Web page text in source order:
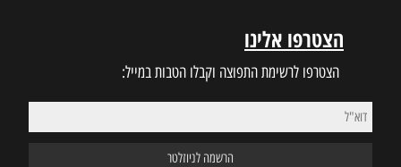
הצטרפו אלינו
הצטרפו לרשימת התפוצה וקבלו הטבות במייל: